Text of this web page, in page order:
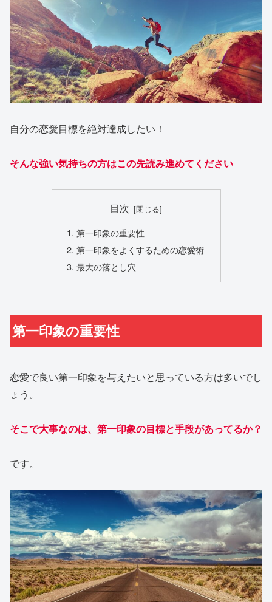
自分の恋愛目標を絶対達成したい！
そんな強い気持ちの方はこの先読み進めてください
目次
第一印象の重要性
第一印象をよくするための恋愛術
最大の落とし穴
第一印象の重要性
恋愛で良い第一印象を与えたいと思っている方は多いでし
ょう。
そこで大事なのは、 第一印象の目標と手段があってるか？
です。